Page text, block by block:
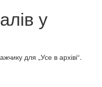
у
для „Усе в архіві“.